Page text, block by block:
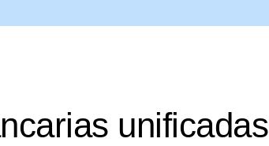
unificadas